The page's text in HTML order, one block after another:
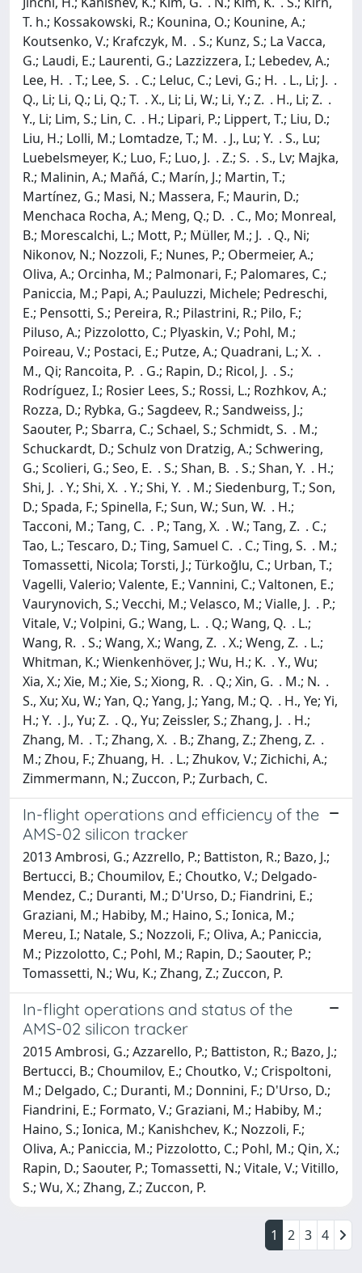
T. h.; Kossakowski, R.; Kounina, O.; Kounine, A.;
Koutsenko, V.; Krafczyk, M. . S.; Kunz, S.; La Vacca,
G.; Laudi, E.; Laurenti, G.; Lazzizzera, I.; Lebedev, A.;
Lee, H. . T.; Lee, S. . C.; Leluc, C.; Levi, G.; H. . L., Li; J. .
Q., Li; Li, Q.; Li, Q.; T. . X., Li; Li, W.; Li, Y.; Z. . H., Li; Z. .
Y., Li; Lim, S.; Lin, C. . H.; Lipari, P.; Lippert, T.; Liu, D.;
Liu, H.; Lolli, M.; Lomtadze, T.; M. . J., Lu; Y. . S., Lu;
Luebelsmeyer, K.; Luo, F.; Luo, J. . Z.; S. . S., Lv; Majka,
R.; Malinin, A.; Mañá, C.; Marín, J.; Martin, T.;
Martínez, G.; Masi, N.; Massera, F.; Maurin, D.;
Menchaca Rocha, A.; Meng, Q.; D. . C., Mo; Monreal,
B.; Morescalchi, L.; Mott, P.; Müller, M.; J. . Q., Ni;
Nikonov, N.; Nozzoli, F.; Nunes, P.; Obermeier, A.;
Oliva, A.; Orcinha, M.; Palmonari, F.; Palomares, C.;
Paniccia, M.; Papi, A.; Pauluzzi, Michele; Pedreschi,
E.; Pensotti, S.; Pereira, R.; Pilastrini, R.; Pilo, F.;
Piluso, A.; Pizzolotto, C.; Plyaskin, V.; Pohl, M.;
Poireau, V.; Postaci, E.; Putze, A.; Quadrani, L.; X. .
M., Qi; Rancoita, P. . G.; Rapin, D.; Ricol, J. . S.;
Rodríguez, I.; Rosier Lees, S.; Rossi, L.; Rozhkov, A.;
Rozza, D.; Rybka, G.; Sagdeev, R.; Sandweiss, J.;
Saouter, P.; Sbarra, C.; Schael, S.; Schmidt, S. . M.;
Schuckardt, D.; Schulz von Dratzig, A.; Schwering,
G.; Scolieri, G.; Seo, E. . S.; Shan, B. . S.; Shan, Y. . H.;
Shi, J. . Y.; Shi, X. . Y.; Shi, Y. . M.; Siedenburg, T.; Son,
D.; Spada, F.; Spinella, F.; Sun, W.; Sun, W. . H.;
Tacconi, M.; Tang, C. . P.; Tang, X. . W.; Tang, Z. . C.;
Tao, L.; Tescaro, D.; Ting, Samuel C. . C.; Ting, S. . M.;
Tomassetti, Nicola; Torsti, J.; Türkoğlu, C.; Urban, T.;
Vagelli, Valerio; Valente, E.; Vannini, C.; Valtonen, E.;
Vaurynovich, S.; Vecchi, M.; Velasco, M.; Vialle, J. . P.;
Vitale, V.; Volpini, G.; Wang, L. . Q.; Wang, Q. . L.;
Wang, R. . S.; Wang, X.; Wang, Z. . X.; Weng, Z. . L.;
Whitman, K.; Wienkenhöver, J.; Wu, H.; K. . Y., Wu;
Xia, X.; Xie, M.; Xie, S.; Xiong, R. . Q.; Xin, G. . M.; N. .
S., Xu; Xu, W.; Yan, Q.; Yang, J.; Yang, M.; Q. . H., Ye; Yi,
H.; Y. . J., Yu; Z. . Q., Yu; Zeissler, S.; Zhang, J. . H.;
Zhang, M. . T.; Zhang, X. . B.; Zhang, Z.; Zheng, Z. .
M.; Zhou, F.; Zhuang, H. . L.; Zhukov, V.; Zichichi, A.;
Zimmermann, N.; Zuccon, P.; Zurbach, C.
In-flight operations and efficiency of the
AMS-02 silicon tracker
2013 Ambrosi, G.; Azzrello, P.; Battiston, R.; Bazo, J.;
Bertucci, B.; Choumilov, E.; Choutko, V.; Delgado-
Mendez, C.; Duranti, M.; D'Urso, D.; Fiandrini, E.;
Graziani, M.; Habiby, M.; Haino, S.; Ionica, M.;
Mereu, I.; Natale, S.; Nozzoli, F.; Oliva, A.; Paniccia,
M.; Pizzolotto, C.; Pohl, M.; Rapin, D.; Saouter, P.;
Tomassetti, N.; Wu, K.; Zhang, Z.; Zuccon, P.
In-flight operations and status of the
AMS-02 silicon tracker
2015 Ambrosi, G.; Azzarello, P.; Battiston, R.; Bazo, J.;
Bertucci, B.; Choumilov, E.; Choutko, V.; Crispoltoni,
M.; Delgado, C.; Duranti, M.; Donnini, F.; D'Urso, D.;
Fiandrini, E.; Formato, V.; Graziani, M.; Habiby, M.;
Haino, S.; Ionica, M.; Kanishchev, K.; Nozzoli, F.;
Oliva, A.; Paniccia, M.; Pizzolotto, C.; Pohl, M.; Qin, X.;
Rapin, D.; Saouter, P.; Tomassetti, N.; Vitale, V.; Vitillo,
S.; Wu, X.; Zhang, Z.; Zuccon, P.
1 2 3 4